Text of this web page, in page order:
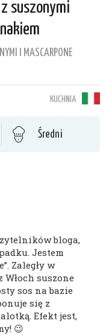
suszonymi
I MASCARPONE
KUCHNIA
Średni
bloga,
Jestem
Zaległy w
suszone
sos na bazie
się z
Efekt jest,
😉